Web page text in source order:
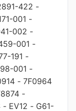
422 -
001 -
002 -
001 -
191 -
001 -
- 7F0964
-
- EV12 - G61-